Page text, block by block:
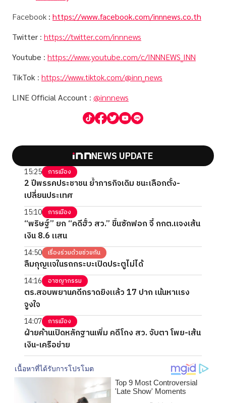
Facebook : https://www.facebook.com/innnews.co.th
Twitter : https://twitter.com/innnews
Youtube : https://www.youtube.com/c/INNNEWS_INN
TikTok : https://www.tiktok.com/@inn_news
LINE Official Account : @innnews
NEWS UPDATE
15:25 การเมือง
2 ปีพรรคประชาชน ย้ำภารกิจเดิม ชนะเลือกตั้ง-
เปลี่ยนประเทศ
15:10 การเมือง
“พริษฐ์” ยก “คดีฮั้ว สว.” ขึ้นซักฟอก จี้ กกต.แจงเส้น
เงิน 8.6 แสน
14:50 เรื่องร่วมด้วยช่วยกัน
ลืมกุญแจในรถกระบะเปิดประตูไม่ได้
14:16 อาชญากรรม
ตร.สอบพยานคดีกราดยิงแล้ว 17 ปาก เน้นหาแรง
จูงใจ
14:07 การเมือง
ฝ่ายค้านเปิดหลักฐานเพิ่ม คดีโกง สว. จับตา โพย-เส้น
เงิน-เครือข่าย